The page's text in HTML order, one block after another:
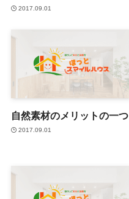
2017.09.01
自然素材のメリットの一つ
2017.09.01